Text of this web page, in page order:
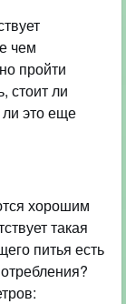
чем
пройти
стоит ли
ли это еще
хорошим
такая
питья есть